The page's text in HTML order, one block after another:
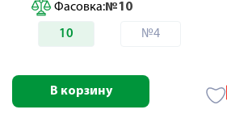
Фасовка:№10
10 №4
В корзину